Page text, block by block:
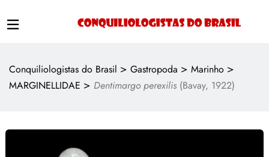
Conquiliologistas do Brasil > Gastropoda > Marinho >
MARGINELLIDAE > Dentimargo perexilis (Bavay, 1922)